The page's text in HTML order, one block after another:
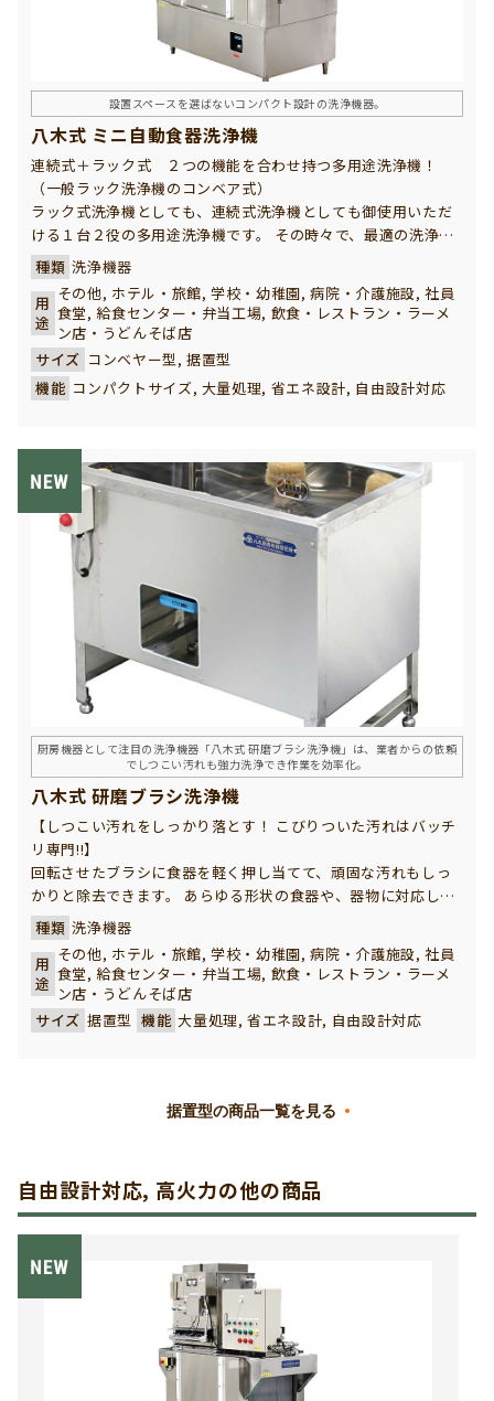
設置スペースを選ばないコンパクト設計の洗浄機器。
八木式 ミニ自動食器洗浄機
連続式＋ラック式 ２つの機能を合わせ持つ多用途洗浄機！
（一般ラック洗浄機のコンベア式）
ラック式洗浄機としても、連続式洗浄機としても御使用いただ
ける１台２役の多用途洗浄機です。 その時々で、最適の洗浄方
法を選択して効率的な洗浄作業が行えます。
種類 洗浄機器
用
途
その他, ホテル・旅館, 学校・幼稚園, 病院・介護施設, 社員
食堂, 給食センター・弁当工場, 飲食・レストラン・ラーメ
ン店・うどんそば店
サイズ コンベヤー型, 据置型
機能 コンパクトサイズ, 大量処理, 省エネ設計, 自由設計対応
厨房機器として注目の洗浄機器「八木式 研磨ブラシ洗浄機」は、業者からの依頼
でしつこい汚れも強力洗浄でき作業を効率化。
八木式 研磨ブラシ洗浄機
【しつこい汚れをしっかり落とす！ こびりついた汚れはバッチ
リ専門!!】
回転させたブラシに食器を軽く押し当てて、頑固な汚れもしっ
かりと除去できます。 あらゆる形状の食器や、器物に対応し、
病院様、レストラン様、給食センター様をはじめ、あらゆる調
理場で作業軽減と省力化に役立ちます。
種類 洗浄機器
用
途
その他, ホテル・旅館, 学校・幼稚園, 病院・介護施設, 社員
食堂, 給食センター・弁当工場, 飲食・レストラン・ラーメ
ン店・うどんそば店
サイズ 据置型 機能 大量処理, 省エネ設計, 自由設計対応
据置型の商品一覧を見る
自由設計対応, 高火力の他の商品